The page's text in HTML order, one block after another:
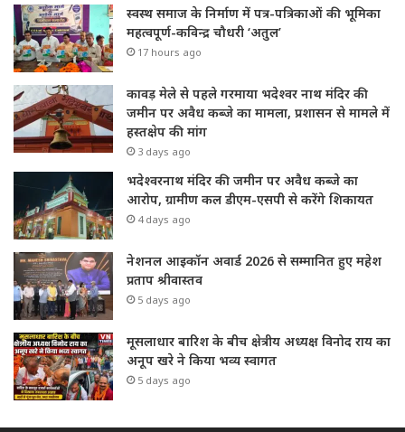
स्वस्थ समाज के निर्माण में पत्र-पत्रिकाओं की भूमिका
महत्वपूर्ण-कविन्द्र चौधरी ‘अतुल’
17 hours ago
कावड़ मेले से पहले गरमाया भदेश्वर नाथ मंदिर की
जमीन पर अवैध कब्जे का मामला, प्रशासन से मामले में
हस्तक्षेप की मांग
3 days ago
भदेश्वरनाथ मंदिर की जमीन पर अवैध कब्जे का
आरोप, ग्रामीण कल डीएम-एसपी से करेंगे शिकायत
4 days ago
नेशनल आइकॉन अवार्ड 2026 से सम्मानित हुए महेश
प्रताप श्रीवास्तव
5 days ago
मूसलाधार बारिश के बीच क्षेत्रीय अध्यक्ष विनोद राय का
अनूप खरे ने किया भव्य स्वागत
5 days ago